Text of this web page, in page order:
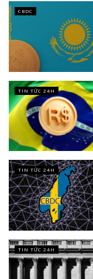
CBDC
TIN TỨC 24H
TIN TỨC 24H
TIN TỨC 24H